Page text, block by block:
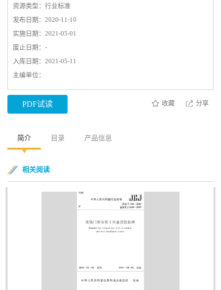
资源类型：行业标准
发布日期：2020-11-10
实施日期：2021-05-01
废止日期：-
入库日期：2021-05-11
主编单位：
PDF试读 收藏 分享
简介 目录 产品信息
相关阅读